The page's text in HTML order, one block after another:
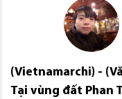
(Vietnamarchi) -
Tại vùng đất Phan